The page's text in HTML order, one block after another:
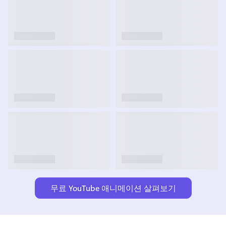
무료 YouTube 애니메이션 살펴보기